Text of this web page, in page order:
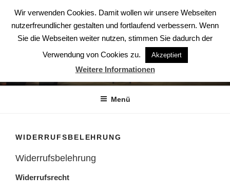
Inhalt
springen
ABENDSTERNE – DER CHOR
Der Chor aus Ludwigsburg
Menü
WIDERRUFSBELEHRUNG
Widerrufsbelehrung
Widerrufsrecht
Wir verwenden Cookies. Damit wollen wir unsere Webseiten
nutzerfreundlicher gestalten und fortlaufend verbessern. Wenn
Sie die Webseiten weiter nutzen, stimmen Sie dadurch der
Verwendung von Cookies zu.
Akzeptiert
Weitere Informationen